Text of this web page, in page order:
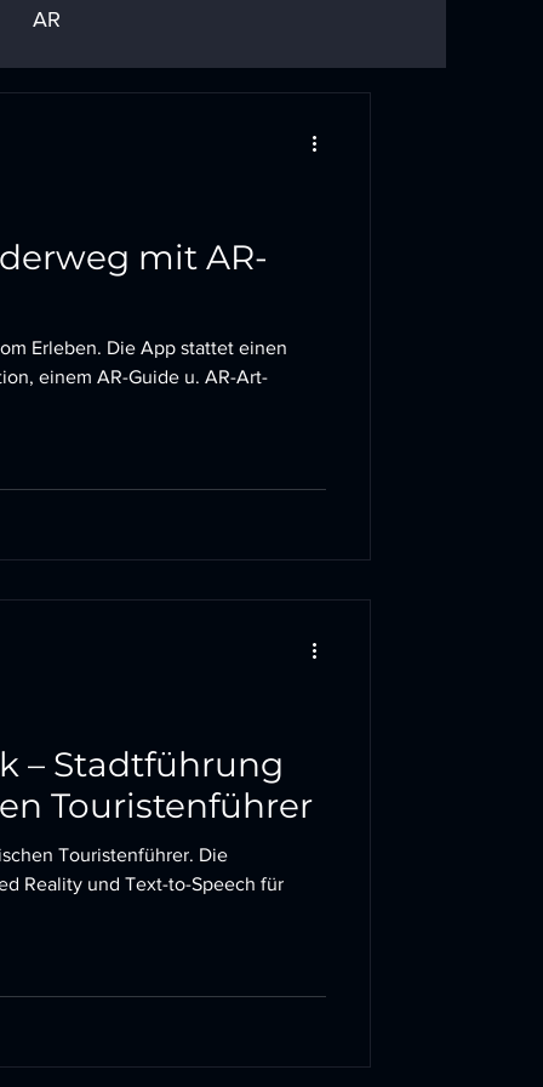
AR
mit AR-
Erleben. Die App stattet einen
einem AR-Guide u. AR-Art-
– Stadtführung
Touristenführer
Touristenführer. Die
Reality und Text-to-Speech für